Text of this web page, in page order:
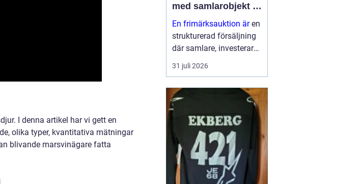
I denna artikel har vi gett en
olika typer, kvantitativa mätningar
blivande marsvinägare fatta
med samlarobjekt i
praktiken
En frimärksauktion ären
strukturerad försäljning
där samlare, investerare
och nybörjare köper och
säljer frimärken genom
31 juli 2026